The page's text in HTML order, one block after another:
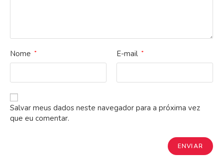
Nome * E-mail *
Salvar meus dados neste navegador para a próxima vez
que eu comentar.